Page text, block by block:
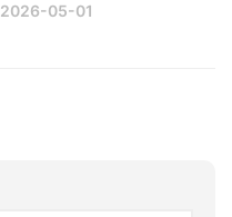
2026-05-01